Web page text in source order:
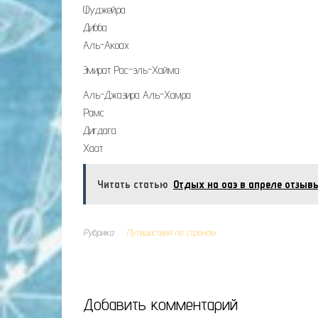
Фуджейра
Дибба
Аль-Акоах
Эмират Рас-эль-Хайма:
Аль-Джазира Аль-Хамра
Рамс
Дигдага
Хаат
Читать статью Отдых на оаэ в апреле
Рубрика Путешествия по странам
Добавить комментарий